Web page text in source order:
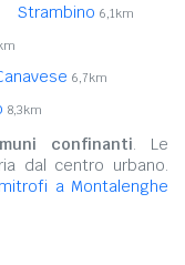
Strambino 6,1km
6,7km
8,3km
confinanti. Le
dal centro urbano.
a Montalenghe